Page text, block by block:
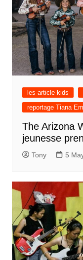
les article kids
reportage Tiana
The Arizona
jeunesse
Tony 5